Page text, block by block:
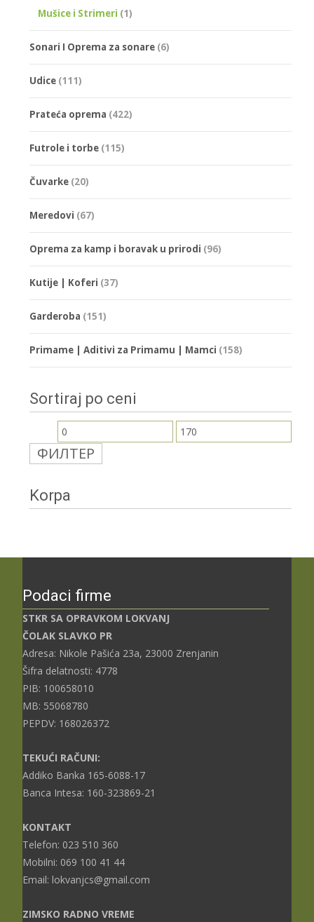
Mušice i Strimeri (1)
Sonari I Oprema za sonare (6)
Udice (111)
Prateća oprema (422)
Futrole i torbe (115)
Čuvarke (20)
Meredovi (67)
Oprema za kamp i boravak u prirodi (96)
Kutije | Koferi (37)
Garderoba (151)
Primame | Aditivi za Primamu | Mamci (158)
Sortiraj po ceni
Минимална
цена
Максимална
ФИЛТЕР
Korpa
Podaci firme
STKR SA OPRAVKOM LOKVANJ
ČOLAK SLAVKO PR
Adresa: Nikole Pašića 23a, 23000 Zrenjanin
Šifra delatnosti: 4778
PIB: 100658010
MB: 55068780
PEPDV: 168026372
TEKUĆI RAČUNI:
Addiko Banka 165-6088-17
Banca Intesa: 160-323869-21
KONTAKT
Telefon: 023 510 360
Mobilni: 069 100 41 44
Email: lokvanjcs@gmail.com
ZIMSKO RADNO VREME